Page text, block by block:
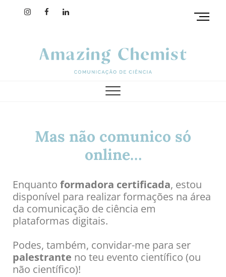
amazing chemist
M
Mas não comunico só
online…
Enquanto formadora certificada, estou
disponível para realizar formações na área
da comunicação de ciência em
plataformas digitais.
Podes, também, convidar-me para ser
palestrante no teu evento científico (ou
não científico)!